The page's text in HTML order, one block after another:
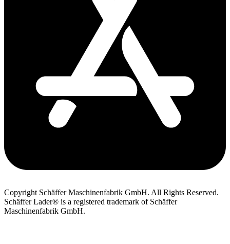
Copyright Schäffer Maschinenfabrik GmbH. All Rights Reserved.
Schäffer Lader® is a registered trademark of Schäffer
Maschinenfabrik GmbH.